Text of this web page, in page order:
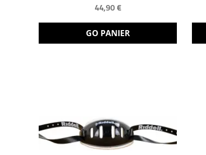
44,90 €
GO PANIER